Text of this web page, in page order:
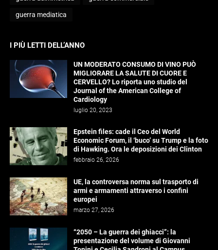
guerra mediatica
I PIÙ LETTI DELL’ANNO
UN MODERATO CONSUMO DI VINO PUÒ
MIGLIORARE LA SALUTE DI CUORE E
CERVELLO? Lo riporta uno studio del
Journal of the American College of
Cardiology
luglio 20, 2023
Epstein files: cade il Ceo del World
Economic Forum, il ‘buco’ su Trump e la foto
di Hawking. Ora le deposizioni dei Clinton
febbraio 26, 2026
UE, la controversa norma sul trasporto di
armi e armamenti attraverso i confini
europei
marzo 27, 2026
“2050 – La guerra dei ghiacci”: la
presentazione del volume di Giovanni